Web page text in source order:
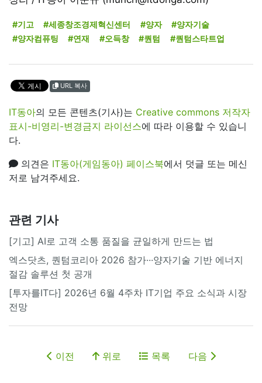
#기고 #세종창조경제혁신센터 #양자
#양자기술
#양자컴퓨팅
#연재 #오득창 #퀀텀 #퀀텀스타트업
URL 복사
IT동아의 모든 콘텐츠(기사)는 Creative commons 저작자
표시-비영리-변경금지 라이선스에 따라 이용할 수 있습니
다.
의견은 IT동아(게임동아) 페이스북에서 덧글 또는 메신
저로 남겨주세요.
관련 기사
[기고] AI로 고객 소통 품질을 균일하게 만드는 법
엑스닷츠, 퀀텀코리아 2026 참가···양자기술 기반 에너지
절감 솔루션 첫 공개
[투자를IT다] 2026년 6월 4주차 IT기업 주요 소식과 시장
전망
이전 위로 목록 다음